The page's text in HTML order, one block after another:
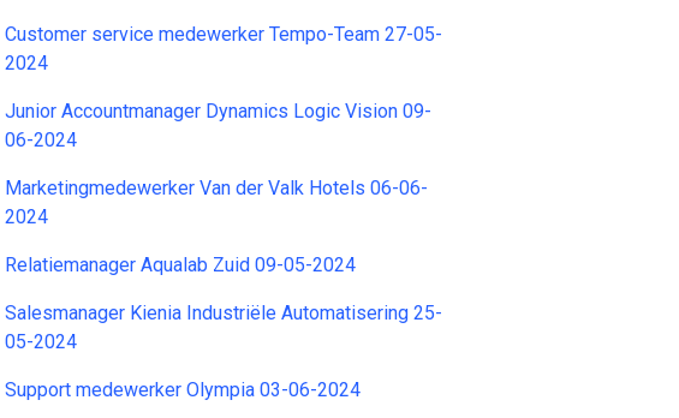
Customer service medewerker Tempo-Team 27-05-
2024
Junior Accountmanager Dynamics Logic Vision 09-
06-2024
Marketingmedewerker Van der Valk Hotels 06-06-
2024
Relatiemanager Aqualab Zuid 09-05-2024
Salesmanager Kienia Industriële Automatisering 25-
05-2024
Support medewerker Olympia 03-06-2024